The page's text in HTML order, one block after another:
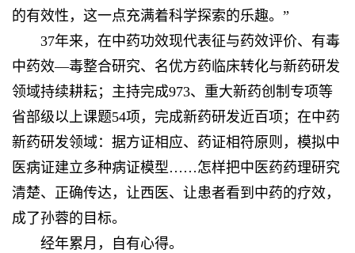
的有效性，这一点充满着科学探索的乐趣。”
37年来，在中药功效现代表征与药效评价、有毒
中药效—毒整合研究、名优方药临床转化与新药研发
领域持续耕耘；主持完成973、重大新药创制专项等
省部级以上课题54项，完成新药研发近百项；在中药
新药研发领域：据方证相应、药证相符原则，模拟中
医病证建立多种病证模型……怎样把中医药药理研究
清楚、正确传达，让西医、让患者看到中药的疗效，
成了孙蓉的目标。
经年累月，自有心得。